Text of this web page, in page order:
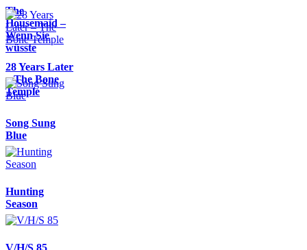
The
Housemaid –
Wenn Sie
wüsste
28 Years Later
– The Bone
Temple
Song Sung
Blue
Hunting
Season
V/H/S 85